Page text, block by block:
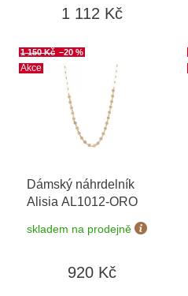
1 112 Kč
Akce
1 150 Kč –20 %
Dámský náhrdelník
Alisia AL1012-ORO
skladem na prodejně
920 Kč